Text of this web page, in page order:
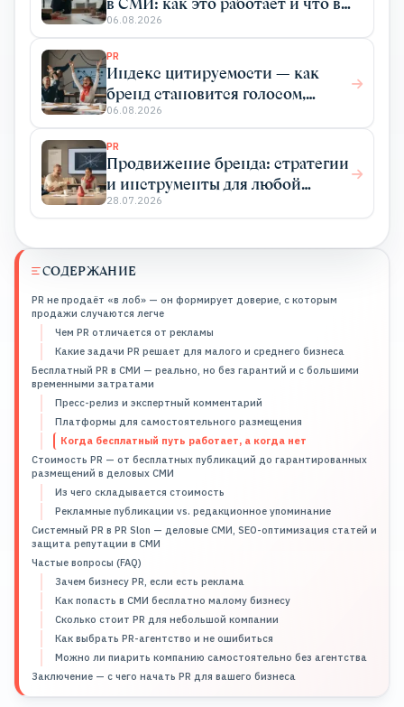
СОДЕРЖАНИЕ
PR не продаёт «в лоб» — он формирует доверие, с которым
продажи случаются легче
Чем PR отличается от рекламы
Какие задачи PR решает для малого и среднего бизнеса
Бесплатный PR в СМИ — реально, но без гарантий и с большими
временными затратами
Пресс-релиз и экспертный комментарий
Платформы для самостоятельного размещения
Когда бесплатный путь работает, а когда нет
Стоимость PR — от бесплатных публикаций до гарантированных
размещений в деловых СМИ
Из чего складывается стоимость
Рекламные публикации vs. редакционное упоминание
Системный PR в PR Slon — деловые СМИ, SEO-оптимизация статей и
защита репутации в СМИ
Частые вопросы (FAQ)
Зачем бизнесу PR, если есть реклама
Как попасть в СМИ бесплатно малому бизнесу
Сколько стоит PR для небольшой компании
Как выбрать PR-агентство и не ошибиться
Можно ли пиарить компанию самостоятельно без агентства
Заключение — с чего начать PR для вашего бизнеса
получаете
06.08.2026
PR
Индекс цитируемости — как
бренд становится голосом,
который цитируют
06.08.2026
PR
Продвижение бренда: стратегии
и инструменты для любой
отрасли
28.07.2026